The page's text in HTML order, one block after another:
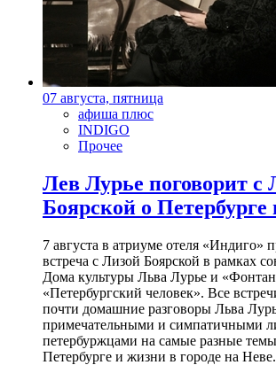
07 августа, пятница
афиша плюс
INDIGO
Прочее
Лев Лурье поговорит с
Боярской о Петербурге
7 августа в атриуме отеля «Индиго»
встреча с Лизой Боярской в рамках
Дома культуры Льва Лурье и
«Петербургский человек». Все
почти домашние разговоры Льва
примечательными и симпатичными
петербуржцами на самые разные
Петербурге и жизни в городе на Неве.